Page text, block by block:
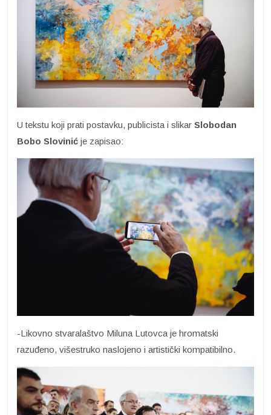
U tekstu koji prati postavku, publicista i slikar Slobodan
Bobo Slovinić je zapisao:
-Likovno stvaralaštvo Miluna Lutovca je hromatski
razuđeno, višestruko naslojeno i artistički kompatibilno.